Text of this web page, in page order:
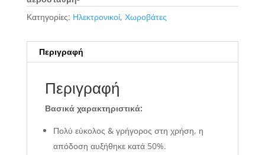
Κατηγορίες: Ηλεκτρονικοί, Χωροβάτες
Περιγραφή
Περιγραφή
Βασικά χαρακτηριστικά:
Πολύ εύκολος & γρήγορος στη χρήση, η
απόδοση αυξήθηκε κατά 50%.